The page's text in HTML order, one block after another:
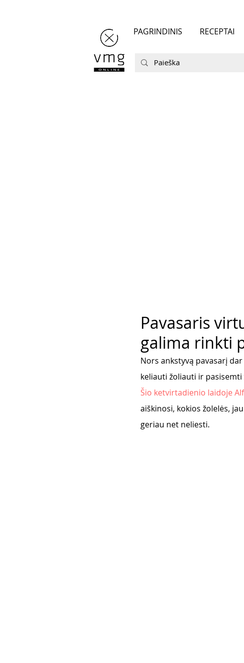
PAGRINDINIS RECEPTAI
Pavasaris
galima rinkti
Nors ankstyvą pavasarį
keliauti žoliauti ir
Šio ketvirtadienio laidoje
aiškinosi, kokios žolelės,
geriau net neliesti.